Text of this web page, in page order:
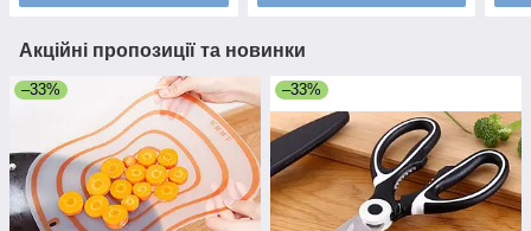
Акційні пропозиції та новинки
–33% –33%